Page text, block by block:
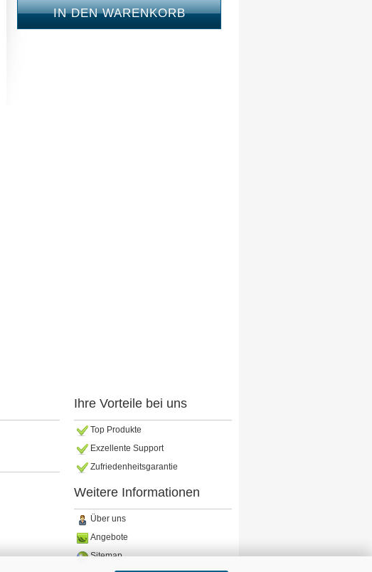
Ihre Vorteile bei uns
Top Produkte
Exzellente Support
Zufriedenheitsgarantie
Weitere Informationen
Über uns
Angebote
Sitemap